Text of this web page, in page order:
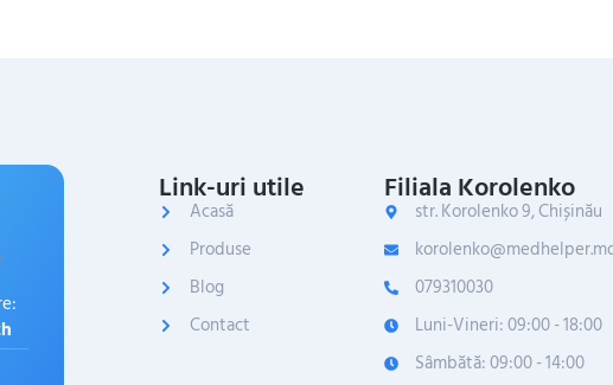
Link-uri utile
Acasă
Produse
Blog
Contact
Filiala Korolenko
str. Korolenko 9, Chișinău
079310030
Luni-Vineri: 09:00 - 18:00
Sâmbătă: 09:00 - 14:00